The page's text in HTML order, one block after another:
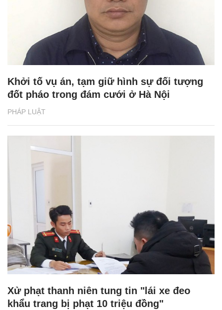
PHÁP LUẬT
Khởi tố vụ án, tạm giữ hình sự đối tượng
đốt pháo trong đám cưới ở Hà Nội
Xử phạt thanh niên tung tin "lái xe đeo
khẩu trang bị phạt 10 triệu đồng"